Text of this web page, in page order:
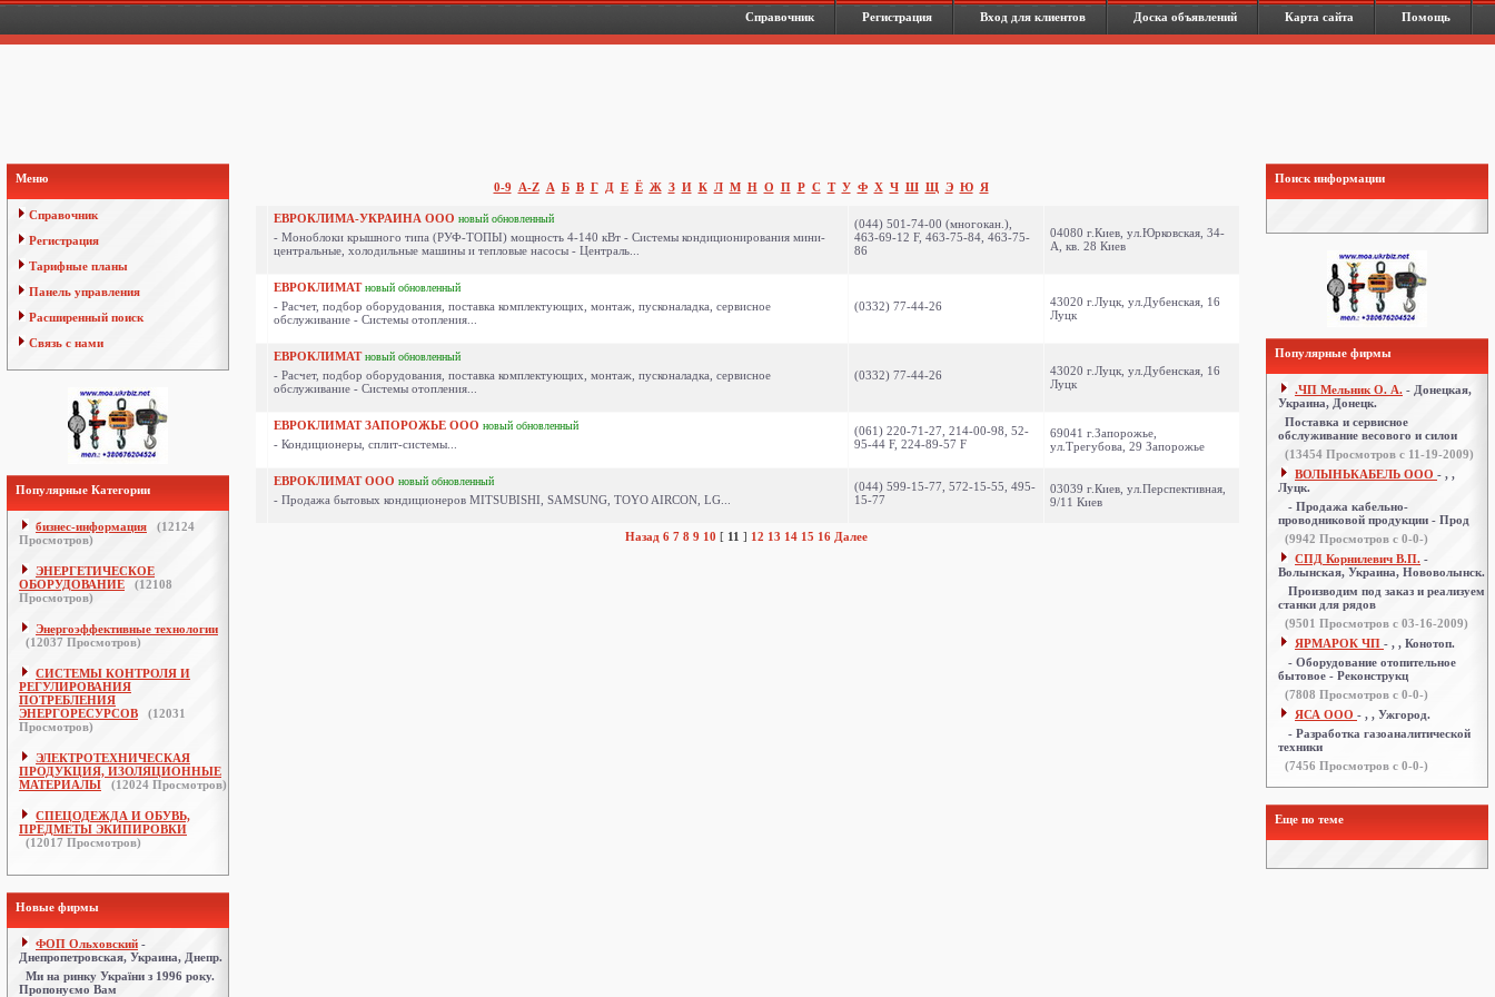
Справочник Регистрация Вход для клиентов Доска объявлений Карта сайта Помощь
Меню
Справочник
Регистрация
Тарифные планы
Панель управления
Расширенный поиск
Связь с нами
Популярные Категории
бизнес-информация (12124
Просмотров)
ЭНЕРГЕТИЧЕСКОЕ
ОБОРУДОВАНИЕ
(12108
Просмотров)
Энергоэффективные технологии
(12037 Просмотров)
СИСТЕМЫ КОНТРОЛЯ И
РЕГУЛИРОВАНИЯ
ПОТРЕБЛЕНИЯ
ЭНЕРГОРЕСУРСОВ
(12031
Просмотров)
ЭЛЕКТРОТЕХНИЧЕСКАЯ
ПРОДУКЦИЯ, ИЗОЛЯЦИОННЫЕ
МАТЕРИАЛЫ
(12024 Просмотров)
СПЕЦОДЕЖДА И ОБУВЬ,
ПРЕДМЕТЫ ЭКИПИРОВКИ
(12017 Просмотров)
Новые фирмы
ФОП Ольховский -
Днепропетровская, Украина, Днепр.
Ми на ринку України з 1996 року.
Пропонуємо Вам
0-9 A-Z А Б В Г Д Е Ё Ж З И К Л М Н О П Р С Т У Ф Х Ч Ш Щ Э Ю Я
ЕВРОКЛИМА-УКРАИНА ООО новый обновленный
- Моноблоки крышного типа (РУФ-ТОПЫ) мощность 4-140 кВт - Системы кондиционирования мини-
центральные, холодильные машины и тепловые насосы - Централь...
(044) 501-74-00 (многокан.),
463-69-12 F, 463-75-84, 463-75-
86
04080 г.Киев, ул.Юрковская, 34-
А, кв. 28 Киев
ЕВРОКЛИМАТновый обновленный
- Расчет, подбор оборудования, поставка комплектующих, монтаж, пусконаладка, сервисное
обслуживание - Системы отопления...
(0332) 77-44-26
43020 г.Луцк, ул.Дубенская, 16
Луцк
ЕВРОКЛИМАТновый обновленный
- Расчет, подбор оборудования, поставка комплектующих, монтаж, пусконаладка, сервисное
обслуживание - Системы отопления...
(0332) 77-44-26
43020 г.Луцк, ул.Дубенская, 16
Луцк
ЕВРОКЛИМАТ ЗАПОРОЖЬЕ ООО новый обновленный
- Кондиционеры, сплит-системы...
(061) 220-71-27, 214-00-98, 52-
95-44 F, 224-89-57 F
69041 г.Запорожье,
ул.Трегубова, 29 Запорожье
ЕВРОКЛИМАТ ООО новый обновленный
- Продажа бытовых кондиционеров MITSUBISHI, SAMSUNG, TOYO AIRCON, LG...
(044) 599-15-77, 572-15-55, 495-
15-77
03039 г.Киев, ул.Перспективная,
9/11 Киев
Назад 6 7 8 9 10 [ 11 ] 12 13 14 15 16 Далее
Поиск информации
Популярные фирмы
.ЧП Мельник О. А. - Донецкая,
Украина, Донецк.
Поставка и сервисное
обслуживание весового и силои
(13454 Просмотров с 11-19-2009)
ВОЛЫНЬКАБЕЛЬ ООО - , ,
Луцк.
- Продажа кабельно-
проводниковой продукции - Прод
(9942 Просмотров с 0-0-)
СПД Корнилевич В.П. -
Волынская, Украина, Нововолынск.
Производим под заказ и реализуем
станки для рядов
(9501 Просмотров с 03-16-2009)
ЯРМАРОК ЧП - , , Конотоп.
- Оборудование отопительное
бытовое - Реконструкц
(7808 Просмотров с 0-0-)
ЯСА ООО - , , Ужгород.
- Разработка газоаналитической
техники
(7456 Просмотров с 0-0-)
Еще по теме